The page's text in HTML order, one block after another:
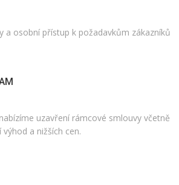
a osobní přístup k požadavkům zákazníků
uzavření rámcové smlouvy včetně
a nižších cen.